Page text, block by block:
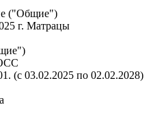
("Общие")
г. Матрацы
(с 03.02.2025 по 02.02.2028)